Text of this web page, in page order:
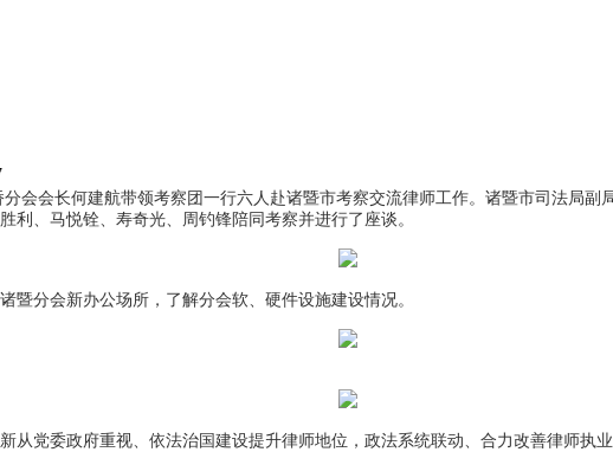
会会长何建航带领考察团一行六人赴诸暨市考察交流律师工作。诸暨市司法局
、马悦铨、寿奇光、周钓锋陪同考察并进行了座谈。
分会新办公场所，了解分会软、硬件设施建设情况。
从党委政府重视、依法治国建设提升律师地位，政法系统联动、合力改善律师执